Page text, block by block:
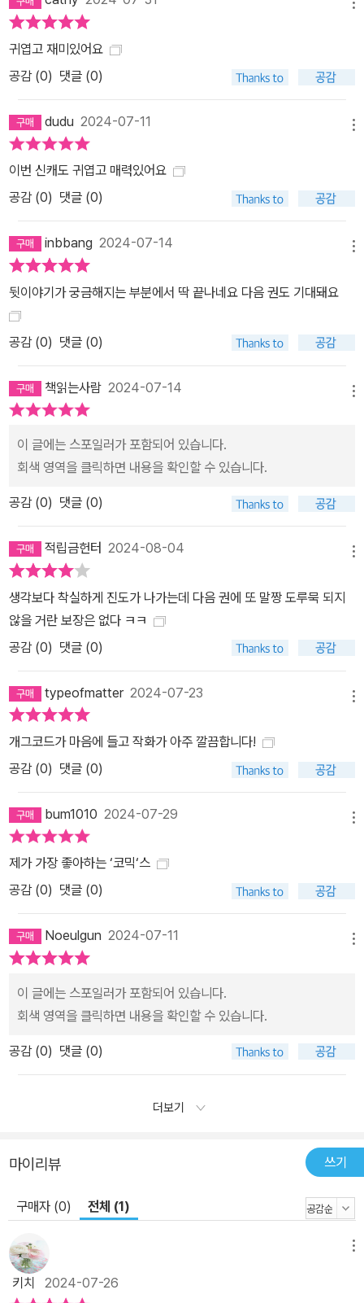
귀엽고 재미있어요
공감 (0) 댓글 (0)
dudu 2024-07-11
이번 신캐도 귀엽고 매력있어요
공감 (0) 댓글 (0)
inbbang 2024-07-14
뒷이야기가 궁금해지는 부분에서 딱 끝나네요 다음 권도 기대돼요
공감 (0) 댓글 (0)
책읽는사람 2024-07-14
이 글에는 스포일러가 포함되어 있습니다.
회색 영역을 클릭하면 내용을 확인할 수 있습니다.
공감 (0) 댓글 (0)
적립금헌터 2024-08-04
생각보다 착실하게 진도가 나가는데 다음 권에 또 말짱 도루묵 되지
않을 거란 보장은 없다 ㅋㅋ
공감 (0) 댓글 (0)
typeofmatter2024-07-23
개그코드가 마음에 들고 작화가 아주 깔끔합니다!
공감 (0) 댓글 (0)
bum1010 2024-07-29
제가 가장 좋아하는 ‘코믹‘스
공감 (0) 댓글 (0)
Noeulgun 2024-07-11
이 글에는 스포일러가 포함되어 있습니다.
회색 영역을 클릭하면 내용을 확인할 수 있습니다.
공감 (0) 댓글 (0)
더보기
마이리뷰 쓰기
구매자 (0) 전체 (1)
키치 2024-07-26